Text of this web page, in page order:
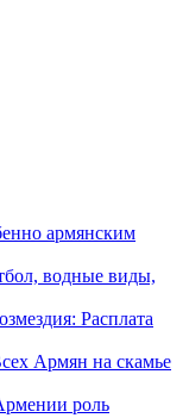
армянским
водные виды,
Расплата
Армян на скамье
роль